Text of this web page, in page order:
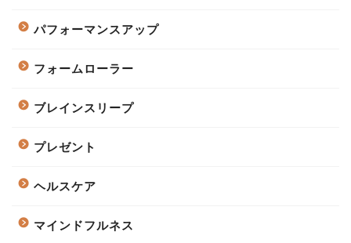
パフォーマンスアップ
フォームローラー
ブレインスリープ
プレゼント
ヘルスケア
マインドフルネス